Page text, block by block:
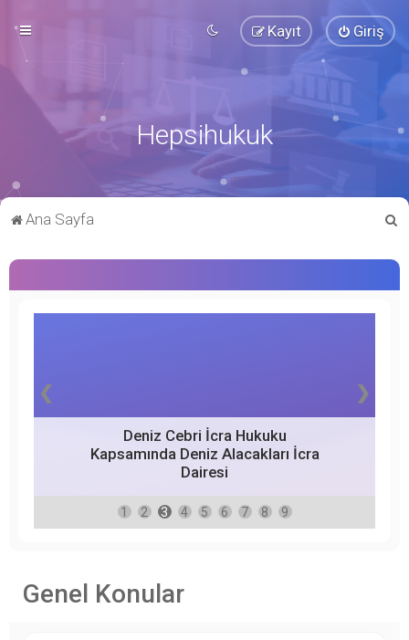
Giriş
Kayıt
Hepsihukuk
Ana Sayfa
a
Deniz Cebri İcra Hukuku
Kapsamında Deniz Alacakları İcra
Dairesi
❮ ❯
1 2 3 4 5 6 7 8 9
Genel Konular